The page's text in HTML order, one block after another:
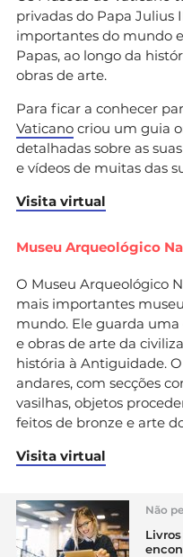
privadas do Papa Julius
importantes do mundo
Papas, ao longo da
obras de arte.
Para ficar a conhecer
Vaticano criou um guia
detalhadas sobre as
e vídeos de muitas das
Visita virtual
Museu Arqueológico
O Museu Arqueológico
mais importantes
mundo. Ele guarda
e obras de arte da
história à Antiguidade.
andares, com secções
vasilhas, objetos
feitos de bronze e arte
Visita virtual
Não